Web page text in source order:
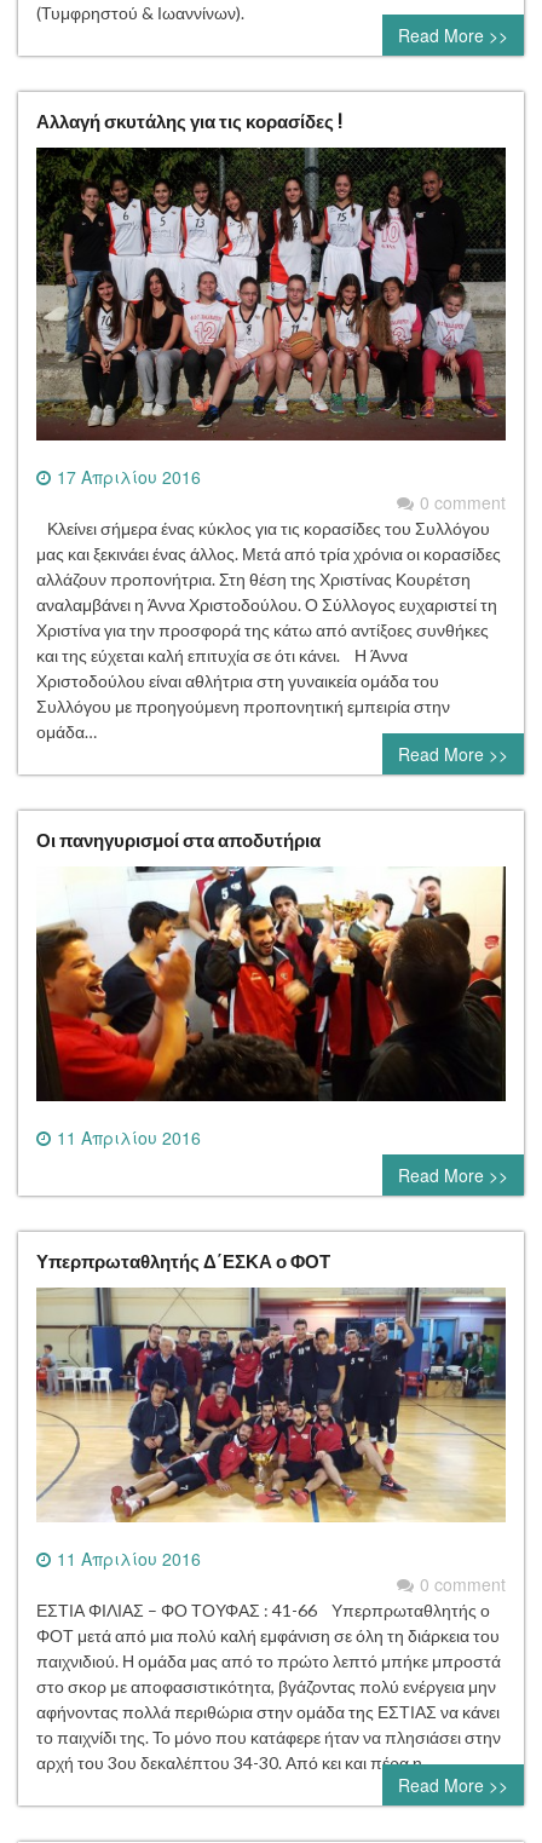
(Τυμφρηστού & Ιωαννίνων).
Read More >>
Αλλαγή σκυτάλης για τις κορασίδες !
17 Απριλίου 2016
0 comment
Κλείνει σήμερα ένας κύκλος για τις κορασίδες του Συλλόγου
μας και ξεκινάει ένας άλλος. Μετά από τρία χρόνια οι κορασίδες
αλλάζουν προπονήτρια. Στη θέση της Χριστίνας Κουρέτση
αναλαμβάνει η Άννα Χριστοδούλου. Ο Σύλλογος ευχαριστεί τη
Χριστίνα για την προσφορά της κάτω από αντίξοες συνθήκες
και της εύχεται καλή επιτυχία σε ότι κάνει. Η Άννα
Χριστοδούλου είναι αθλήτρια στη γυναικεία ομάδα του
Συλλόγου με προηγούμενη προπονητική εμπειρία στην
ομάδα…
Read More >>
Οι πανηγυρισμοί στα αποδυτήρια
11 Απριλίου 2016
0 comment
Read More >>
Υπερπρωταθλητής Δ΄ΕΣΚΑ ο ΦΟΤ
11 Απριλίου 2016
0 comment
ΕΣΤΙΑ ΦΙΛΙΑΣ – ΦΟ ΤΟΥΦΑΣ : 41-66 Υπερπρωταθλητής ο
ΦΟΤ μετά από μια πολύ καλή εμφάνιση σε όλη τη διάρκεια του
παιχνιδιού. Η ομάδα μας από το πρώτο λεπτό μπήκε μπροστά
στο σκορ με αποφασιστικότητα, βγάζοντας πολύ ενέργεια μην
αφήνοντας πολλά περιθώρια στην ομάδα της ΕΣΤΙΑΣ να κάνει
το παιχνίδι της. Το μόνο που κατάφερε ήταν να πλησιάσει στην
αρχή του 3ου δεκαλέπτου 34-30. Από κει και πέρα η…
Read More >>